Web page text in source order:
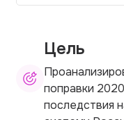
Цель
поправки
последствия